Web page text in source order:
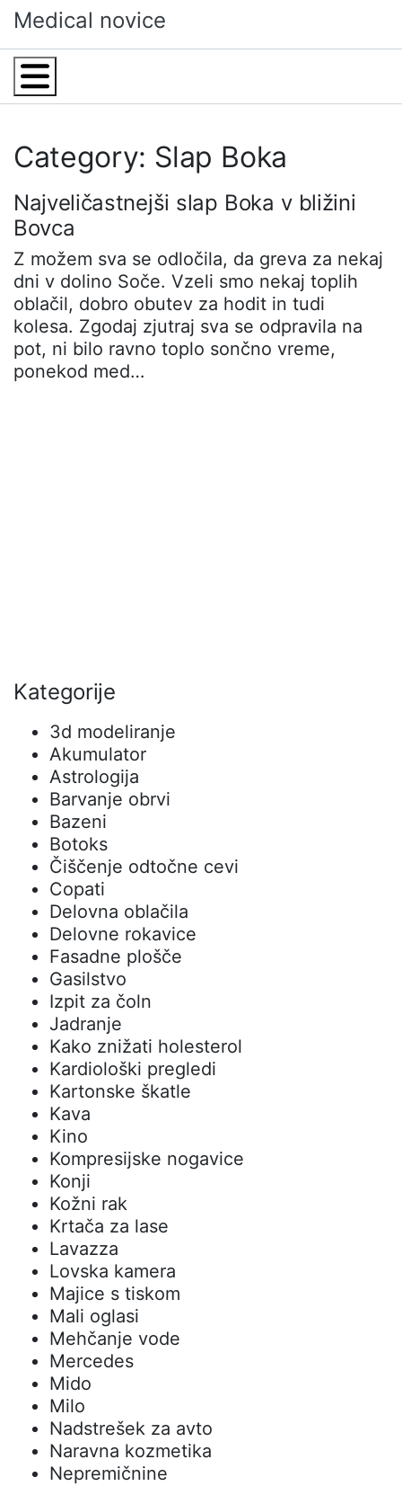
Skip
to
content
Medical novice
Menu
Category: Slap Boka
Najveličastnejši slap Boka v bližini
Bovca
Z možem sva se odločila, da greva za nekaj
dni v dolino Soče. Vzeli smo nekaj toplih
oblačil, dobro obutev za hodit in tudi
kolesa. Zgodaj zjutraj sva se odpravila na
pot, ni bilo ravno toplo sončno vreme,
ponekod med…
Kategorije
3d modeliranje
Akumulator
Astrologija
Barvanje obrvi
Bazeni
Botoks
Čiščenje odtočne cevi
Copati
Delovna oblačila
Delovne rokavice
Fasadne plošče
Gasilstvo
Izpit za čoln
Jadranje
Kako znižati holesterol
Kardiološki pregledi
Kartonske škatle
Kava
Kino
Kompresijske nogavice
Konji
Kožni rak
Krtača za lase
Lavazza
Lovska kamera
Majice s tiskom
Mali oglasi
Mehčanje vode
Mercedes
Mido
Milo
Nadstrešek za avto
Naravna kozmetika
Nepremičnine